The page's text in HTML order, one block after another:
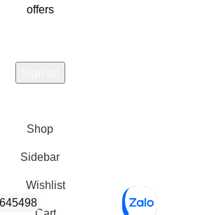
offers
Shop
Sidebar
Wishlist